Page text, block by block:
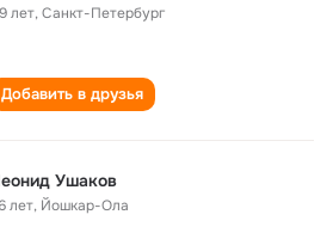
лет,Санкт-Петербург
Добавить в друзья
Ушаков
лет, Йошкар-Ола